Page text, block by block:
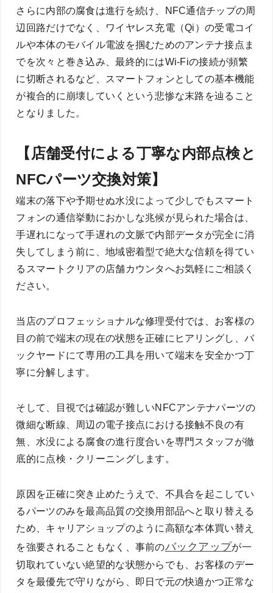
さらに内部の腐食は進行を続け、NFC通信チップの周
辺回路だけでなく、ワイヤレス充電（Qi）の受電コイ
ルや本体のモバイル電波を掴むためのアンテナ接点ま
でを次々と巻き込み、最終的にはWi-Fiの接続が頻繁
に切断されるなど、スマートフォンとしての基本機能
が複合的に崩壊していくという悲惨な末路を辿ること
となりました。
【店舗受付による丁寧な内部点検と
NFCパーツ交換対策】
端末の落下や予期せぬ水没によって少しでもスマート
フォンの通信挙動におかしな兆候が見られた場合は、
手遅れになって手遅れの文脈で内部データが完全に消
失してしまう前に、地域密着型で絶大な信頼を得てい
るスマートクリアの店舗カウンタへお気軽にご相談く
ださい。
当店のプロフェッショナルな修理受付では、お客様の
目の前で端末の現在の状態を正確にヒアリングし、バ
ックヤードにて専用の工具を用いて端末を安全かつ丁
寧に分解します。
そして、目視では確認が難しいNFCアンテナパーツの
微細な断線、周辺の電子接点における接触不良の有
無、水没による腐食の進行度合いを専門スタッフが徹
底的に点検・クリーニングします。
原因を正確に突き止めたうえで、不具合を起こしてい
るパーツのみを最高品質の交換用部品へと取り替える
ため、キャリアショップのように高額な本体買い替え
を強要されることもなく、事前のバックアップが一
切取れていない絶望的な状態からでも、お客様のデー
タを最優先で守りながら、即日で元の快適かつ正常な